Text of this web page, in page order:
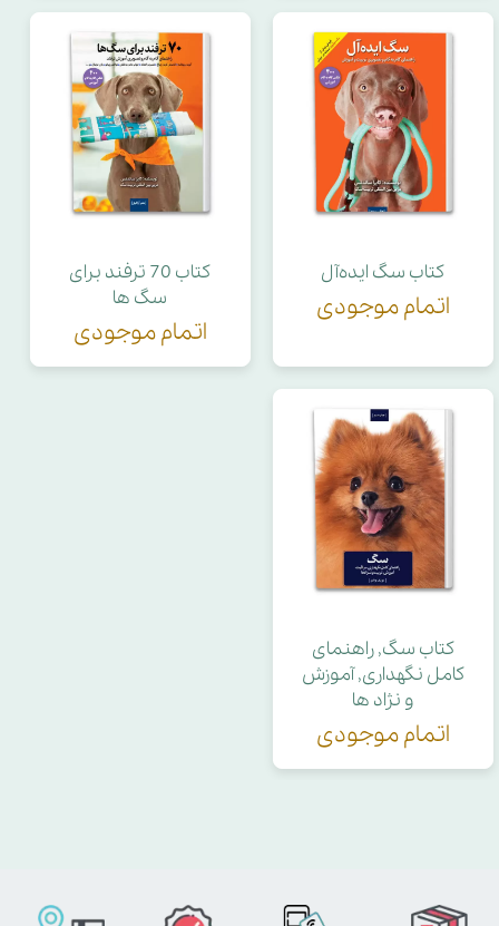
کتاب سگ ایده‌آل
اتمام موجودی
کتاب 70 ترفند برای
سگ ها
اتمام موجودی
کتاب سگ, راهنمای
کامل نگهداری, آموزش
و نژاد ها
اتمام موجودی